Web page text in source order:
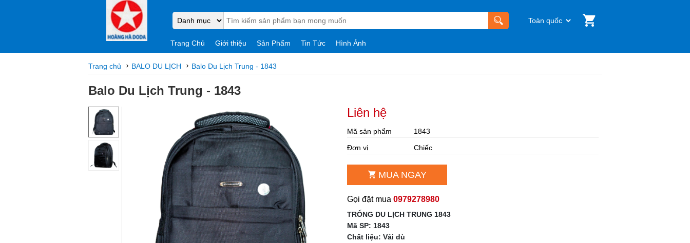
Trang Chủ Giới thiệu Sản Phẩm Tin Tức Hình Ảnh
Trang chủ BALO DU LỊCH Balo Du Lịch Trung - 1843
Balo Du Lịch Trung - 1843
Liên hệ
Mã sản phẩm
1843
Đơn vị
Chiếc
MUA NGAY
Gọi đặt mua 0979278980
TRỐNG DU LỊCH TRUNG 1843
Mã SP: 1843
Chất liệu: Vải dù